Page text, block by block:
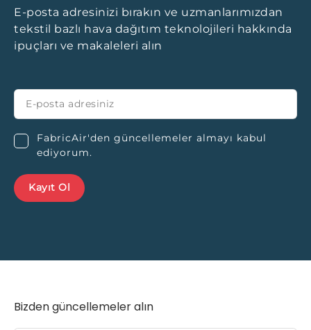
E-posta adresinizi bırakın ve uzmanlarımızdan
tekstil bazlı hava dağıtım teknolojileri hakkında
ipuçları ve makaleleri alın
FabricAir'den güncellemeler almayı kabul
ediyorum.
Bizden güncellemeler alın